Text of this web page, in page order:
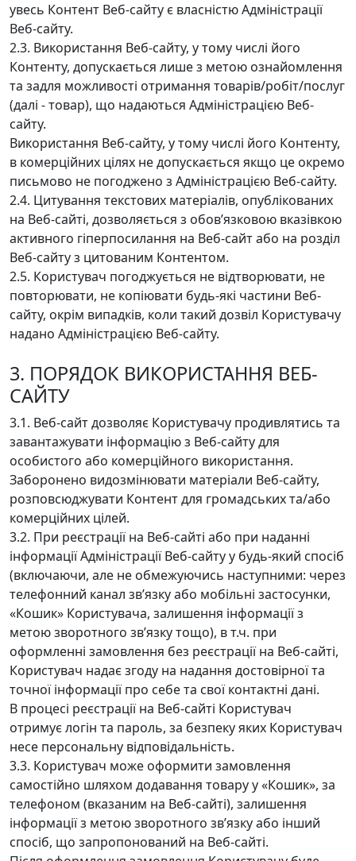
увесь Контент Веб-сайту є власністю Адміністрації
Веб-сайту.
2.3. Використання Веб-сайту, у тому числі його
Контенту, допускається лише з метою ознайомлення
та задля можливості отримання товарів/робіт/послуг
(далі - товар), що надаються Адміністрацією Веб-
сайту.
Використання Веб-сайту, у тому числі його Контенту,
в комерційних цілях не допускається якщо це окремо
письмово не погоджено з Адміністрацією Веб-сайту.
2.4. Цитування текстових матеріалів, опублікованих
на Веб-сайті, дозволяється з обов’язковою вказівкою
активного гіперпосилання на Веб-сайт або на розділ
Веб-сайту з цитованим Контентом.
2.5. Користувач погоджується не відтворювати, не
повторювати, не копіювати будь-які частини Веб-
сайту, окрім випадків, коли такий дозвіл Користувачу
надано Адміністрацією Веб-сайту.
3. ПОРЯДОК ВИКОРИСТАННЯ ВЕБ-
САЙТУ
3.1. Веб-сайт дозволяє Користувачу продивлятись та
завантажувати інформацію з Веб-сайту для
особистого або комерційного використання.
Заборонено видозмінювати матеріали Веб-сайту,
розповсюджувати Контент для громадських та/або
комерційних цілей.
3.2. При реєстрації на Веб-сайті або при наданні
інформації Адміністрації Веб-сайту у будь-який спосіб
(включаючи, але не обмежуючись наступними: через
телефонний канал зв’язку або мобільні застосунки,
«Кошик» Користувача, залишення інформації з
метою зворотного зв’язку тощо), в т.ч. при
оформленні замовлення без реєстрації на Веб-сайті,
Користувач надає згоду на надання достовірної та
точної інформації про себе та свої контактні дані.
В процесі реєстрації на Веб-сайті Користувач
отримує логін та пароль, за безпеку яких Користувач
несе персональну відповідальність.
3.3. Користувач може оформити замовлення
самостійно шляхом додавання товару у «Кошик», за
телефоном (вказаним на Веб-сайті), залишення
інформації з метою зворотного зв’язку або інший
спосіб, що запропонований на Веб-сайті.